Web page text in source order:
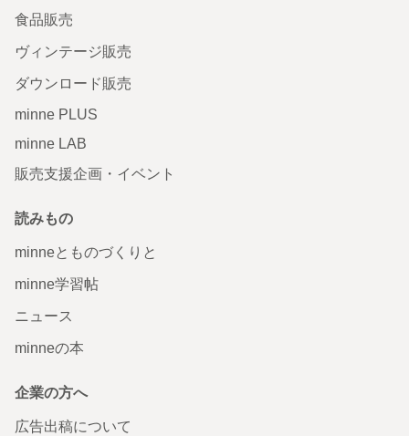
食品販売
ヴィンテージ販売
ダウンロード販売
minne PLUS
minne LAB
販売支援企画・イベント
読みもの
minneとものづくりと
minne学習帖
ニュース
minneの本
企業の方へ
広告出稿について